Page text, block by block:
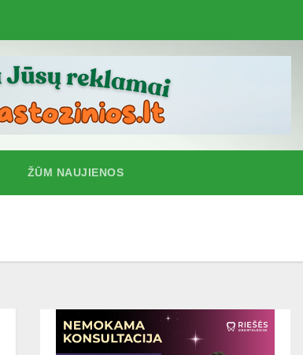
ŽŪM NAUJIENOS